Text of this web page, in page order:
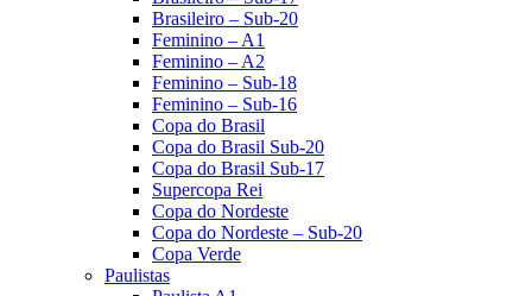
Brasileiro – Sub-20
Feminino – A1
Feminino – A2
Feminino – Sub-18
Feminino – Sub-16
Copa do Brasil
Copa do Brasil Sub-20
Copa do Brasil Sub-17
Supercopa Rei
Copa do Nordeste
Copa do Nordeste – Sub-20
Copa Verde
Paulistas